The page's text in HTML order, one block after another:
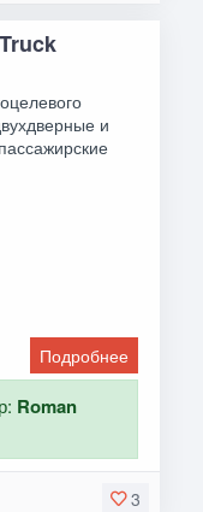
и
Подробнее
Roman
3